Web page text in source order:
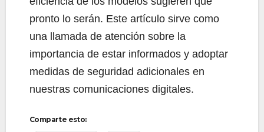
pronto lo serán. Este artículo sirve como
una llamada de atención sobre la
importancia de estar informados y adoptar
medidas de seguridad adicionales en
nuestras comunicaciones digitales.
Comparte esto: